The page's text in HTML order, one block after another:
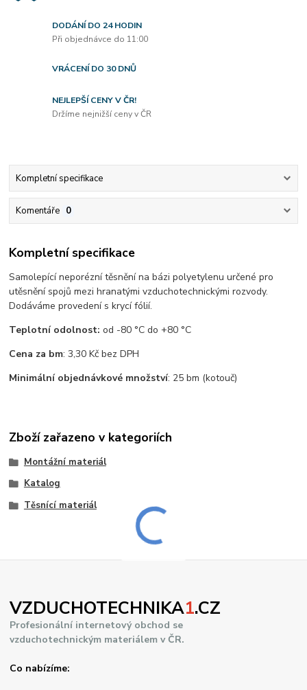
DODÁNÍ DO 24 HODIN
Při objednávce do 11:00
VRÁCENÍ DO 30 DNŮ
NEJLEPŠÍ CENY V ČR!
Držíme nejnižší ceny v ČR
Kompletní specifikace
Komentáře 0
Kompletní specifikace
Samolepící neporézní těsnění na bázi polyetylenu určené pro
utěsnění spojů mezi hranatými vzduchotechnickými rozvody.
Dodáváme provedení s krycí fólií.
Teplotní odolnost:od -80 °C do +80 °C
Cena za bm: 3,30 Kč bez DPH
Minimální objednávkové množství: 25 bm (kotouč)
Zboží zařazeno v kategoriích
Montážní materiál
Katalog
Těsnící materiál
VZDUCHOTECHNIKA1.CZ
Profesionální internetový obchod se
vzduchotechnickým materiálem v ČR.
Co nabízíme: